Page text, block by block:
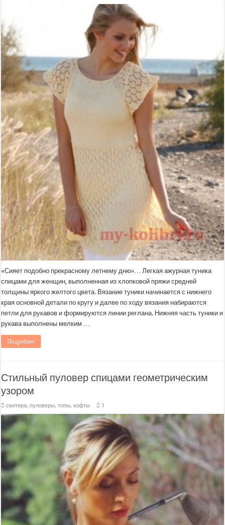
«Сияет подобно прекрасному летнему дню»… Легкая ажурная туника
спицами для женщин, выполненная из хлопковой пряжи средней
толщины яркого желтого цвета. Вязание туники начинается с нижнего
края основной детали по кругу и далее по ходу вязания набираются
петли для рукавов и формируются линии реглана. Нижняя часть туники и
рукава выполнены мелким …
Подробнее
Стильный пуловер спицами геометрическим
узором
свитера, пуловеры, топы, кофты 1